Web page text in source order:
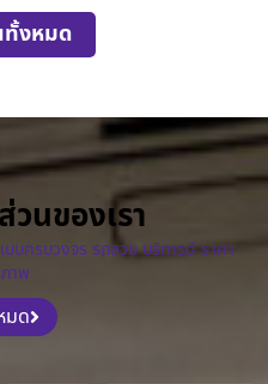
งหมด
นของเรา
บครบวงจร รถสวย บริการดี ราคา
าพ
มด